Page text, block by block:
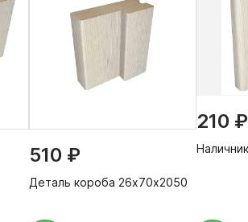
510 ₽
Деталь короба 26х70х2050
210 ₽